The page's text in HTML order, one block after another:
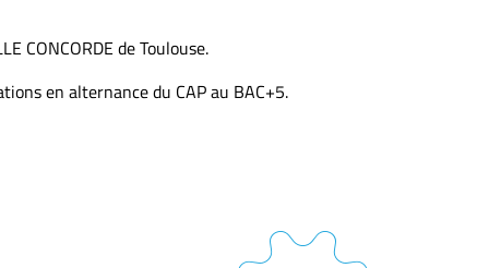
CONCORDE de Toulouse.
en alternance du CAP au BAC+5.